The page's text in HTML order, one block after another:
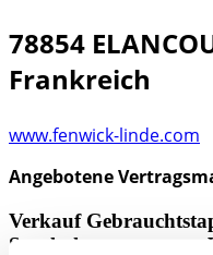
78854
Frankreich
www.fenwick-linde.com
Angebotene
Verkauf
Staplerkomponenten,